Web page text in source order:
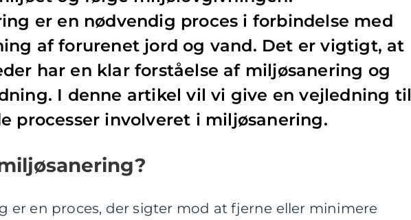
er en nødvendig proces i forbindelse med
af forurenet jord og vand. Det er vigtigt, at
har en klar forståelse af miljøsanering og
I denne artikel vil vi give en vejledning til
processer involveret i miljøsanering.
er en proces, der sigter mod at fjerne eller minimere